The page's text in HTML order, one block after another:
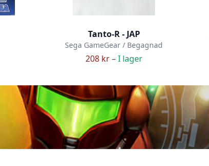
Tanto-R - JAP
Sega GameGear / Begagnad
208 kr –I lager